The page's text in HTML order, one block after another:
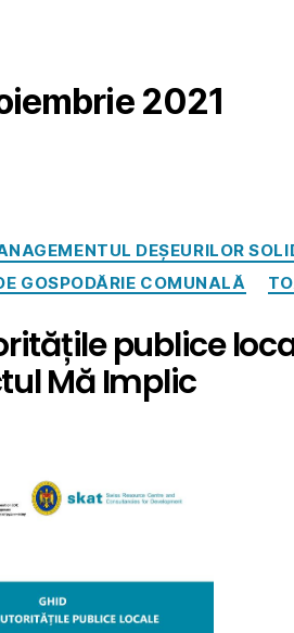
2021
DEȘEURILOR
GOSPODĂRIE COMUNALĂ
publice
Mă Implic